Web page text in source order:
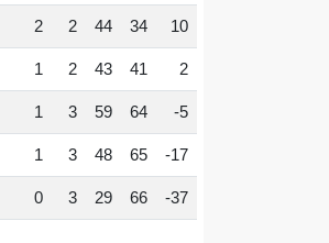
2 2 44 34 10
1 2 43 41 2
1 3 59 64 -5
1 3 48 65 -17
0 3 29 66 -37